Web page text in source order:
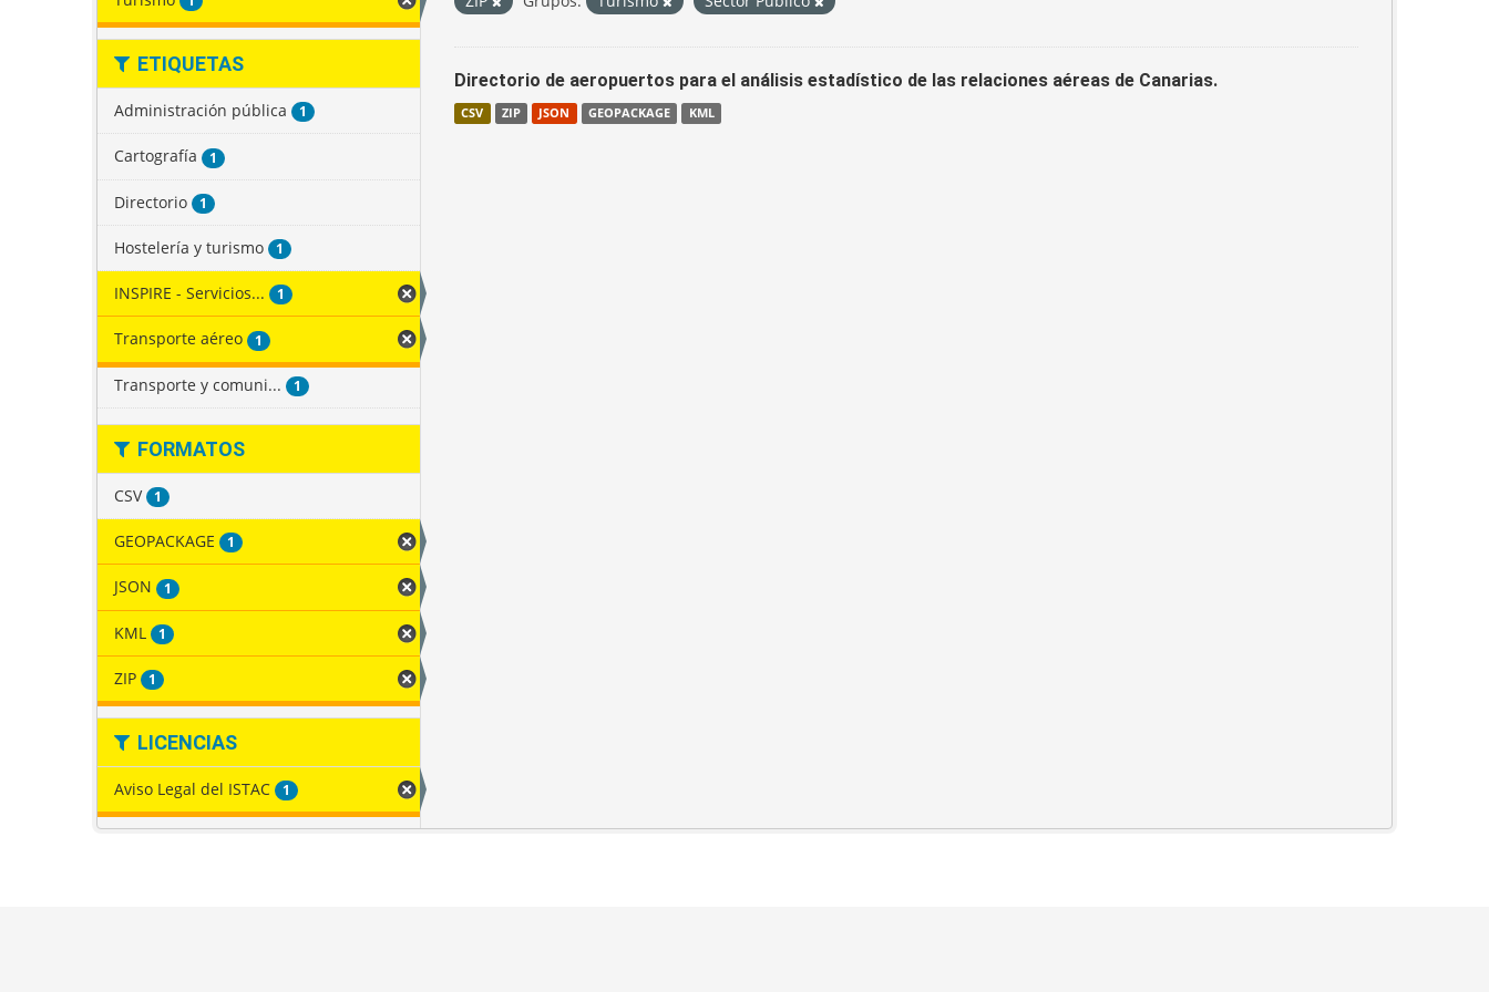
ETIQUETAS
Administración pública 1
Cartografía 1
Directorio 1
Hostelería y turismo 1
INSPIRE - Servicios... 1
Transporte aéreo 1
Transporte y comuni... 1
FORMATOS
CSV 1
GEOPACKAGE 1
JSON 1
KML 1
ZIP 1
LICENCIAS
Aviso Legal del ISTAC 1
Directorio de aeropuertos para el análisis estadístico de las relaciones aéreas de Canarias.
CSV ZIP JSON GEOPACKAGE KML